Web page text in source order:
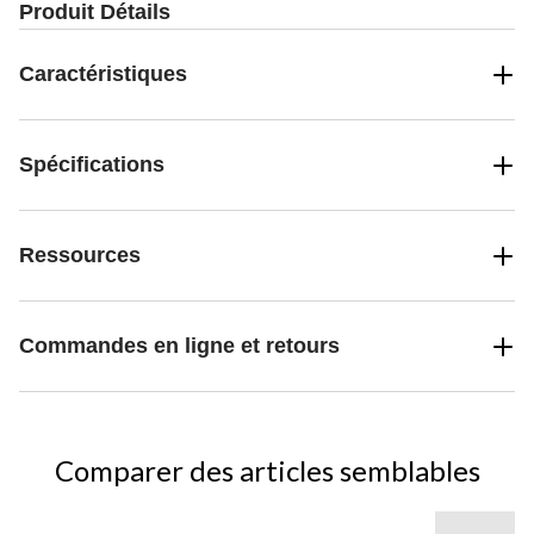
Produit Détails
Caractéristiques
Spécifications
Ressources
Commandes en ligne et retours
Comparer des articles semblables